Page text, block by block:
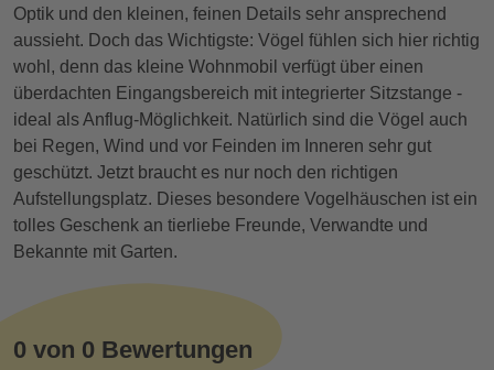
Optik und den kleinen, feinen Details sehr ansprechend
aussieht. Doch das Wichtigste: Vögel fühlen sich hier richtig
wohl, denn das kleine Wohnmobil verfügt über einen
überdachten Eingangsbereich mit integrierter Sitzstange -
ideal als Anflug-Möglichkeit. Natürlich sind die Vögel auch
bei Regen, Wind und vor Feinden im Inneren sehr gut
geschützt. Jetzt braucht es nur noch den richtigen
Aufstellungsplatz. Dieses besondere Vogelhäuschen ist ein
tolles Geschenk an tierliebe Freunde, Verwandte und
Bekannte mit Garten.
0 von 0 Bewertungen